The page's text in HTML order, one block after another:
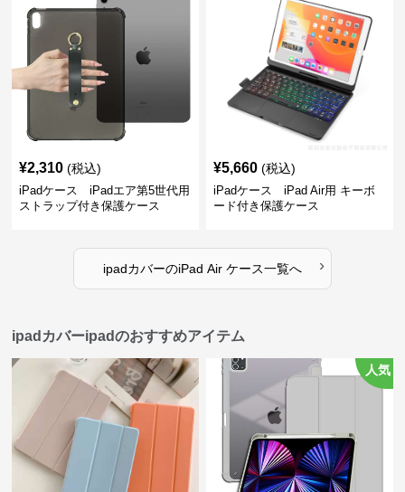
¥2,310 (税込)
iPadケース iPadエア第5世代用
ストラップ付き保護ケース
¥5,660 (税込)
iPadケース iPad Air用 キーボ
ード付き保護ケース
ipadカバーのiPad Air ケース一覧へ ›
ipadカバーipadのおすすめアイテム
人気